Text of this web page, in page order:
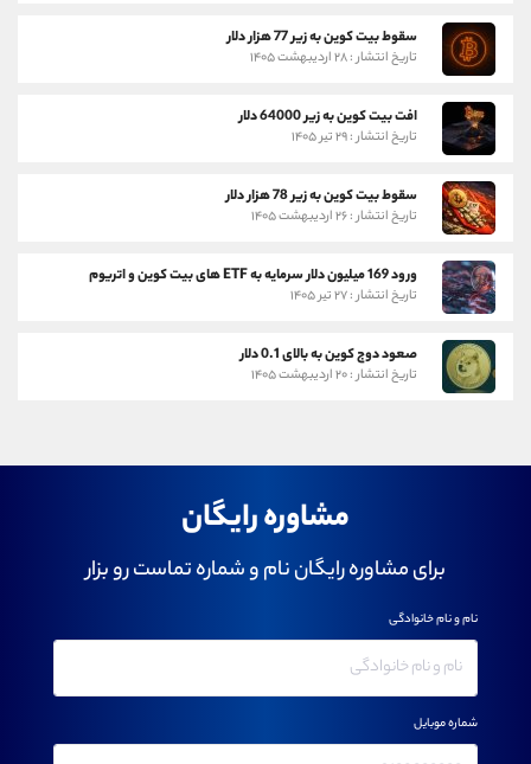
سقوط بیت کوین به زیر 77 هزار دلار
تاریخ انتشار : ۲۸ اردیبهشت ۱۴۰۵
افت بیت کوین به زیر 64000 دلار
تاریخ انتشار : ۲۹ تیر ۱۴۰۵
سقوط بیت کوین به زیر 78 هزار دلار
تاریخ انتشار : ۲۶ اردیبهشت ۱۴۰۵
ورود 169 میلیون دلار سرمایه به ETF های بیت کوین و اتریوم
تاریخ انتشار : ۲۷ تیر ۱۴۰۵
صعود دوج کوین به بالای 0.1 دلار
تاریخ انتشار : ۲۰ اردیبهشت ۱۴۰۵
مشاوره رایگان
برای مشاوره رایگان نام و شماره تماست رو بزار
نام و نام خانوادگی
شماره موبایل